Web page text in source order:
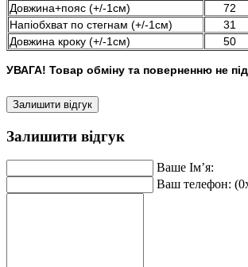
Довжина+пояс (+/-1см)
72
Напіобхват по стегнам (+/-1см)
31
Довжина кроку (+/-1см)
50
УВАГА! Товар обміну та поверненню не
Залишити відгук
Залишити відгук
Ваше Ім’я:
Ваш телефон: